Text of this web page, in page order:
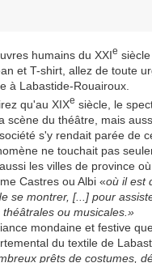
humains du XXIe
et T-shirt, allez de toute
à Labastide-Rouairoux.
qu'au XIXe siècle, le
scène du théâtre, mais
s'y rendait parée de
ne touchait pas
les villes de province
Castres ou Albi «où il est
se montrer, [...] pour
ou musicales.»
mondaine et festive
du textile de
prêts de costumes,